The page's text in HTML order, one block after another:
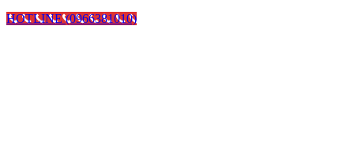
HOTLINE (0966381010)